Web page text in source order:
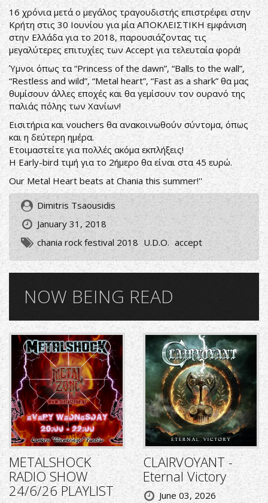
16 χρόνια μετά ο μεγάλος τραγουδιστής επιστρέφει στην
Κρήτη στις 30 Ιουνίου για μία ΑΠΟΚΛΕΙΣΤΙΚΗ εμφάνιση
στην Ελλάδα για το 2018, παρουσιάζοντας τις
μεγαλύτερες επιτυχίες των Accept για τελευταία φορά!
Ύμνοι όπως τα “Princess of the dawn”, “Balls to the wall”,
“Restless and wild”, “Metal heart”, “Fast as a shark” θα μας
θυμίσουν άλλες εποχές και θα γεμίσουν τον ουρανό της
παλιάς πόλης των Χανίων!
Εισιτήρια και vouchers θα ανακοινωθούν σύντομα, όπως
και η δεύτερη ημέρα.
Ετοιμαστείτε για πολλές ακόμα εκπλήξεις!
Η Early-bird τιμή για το 2ήμερο θα είναι στα 45 ευρώ.
Our Metal Heart beats at Chania this summer!''
Dimitris Tsaousidis
January 31, 2018
chania rock festival 2018 U.D.O. accept
NOW BEING READ
METALSHOCK
RADIO SHOW
24/6/26 PLAYLIST
CLAIRVOYANT -
Eternal Victory
June 03, 2026